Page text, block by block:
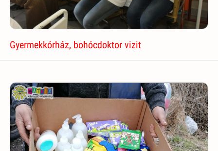
Gyermekkórház, bohócdoktor vizit